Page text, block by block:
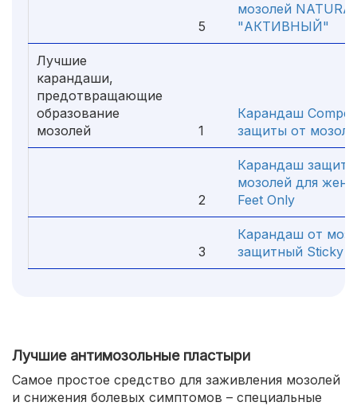
5
мозолей NATURA
"АКТИВНЫЙ"
Лучшие
карандаши,
предотвращающие
образование
мозолей
1
Карандаш
защиты от
2
Карандаш
мозолей для
Feet Only
3
Карандаш от
защитный Sticky
Лучшие антимозольные пластыри
Самое простое средство для заживления мозолей
и снижения болевых симптомов – специальные